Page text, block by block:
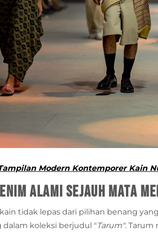
Modern Kontemporer Kain
Alami Sejauh Mata
tidak lepas dari pilihan benang
dalam koleksi berjudul "Tarum". Tarum